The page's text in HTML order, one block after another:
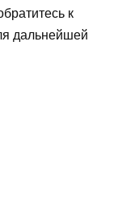
к
дальнейшей